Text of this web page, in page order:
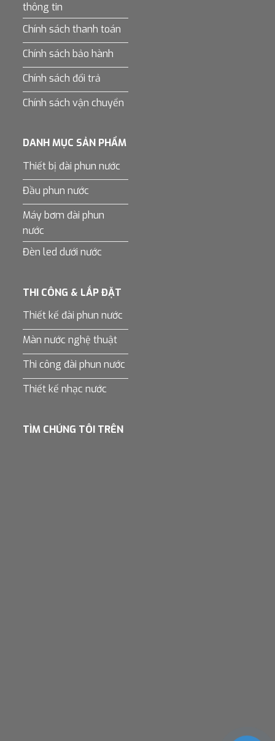
thông tin
Chính sách thanh toán
Chính sách bảo hành
Chính sách đổi trả
Chính sách vận chuyển
DANH MỤC SẢN PHẨM
Thiết bị đài phun nước
Đầu phun nước
Máy bơm đài phun
nước
Đèn led dưới nước
THI CÔNG & LẮP ĐẶT
Thiết kế đài phun nước
Màn nước nghệ thuật
Thi công đài phun nước
Thiết kế nhạc nước
TÌM CHÚNG TÔI TRÊN